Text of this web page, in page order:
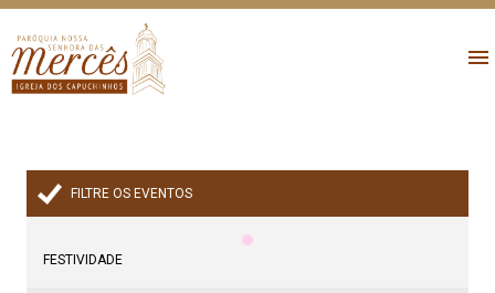
FILTRE OS EVENTOS
FESTIVIDADE